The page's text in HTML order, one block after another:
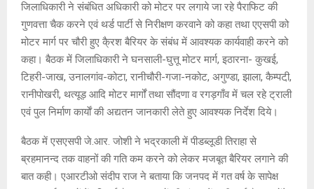
जिलाधिकारी ने संबंधित अधिकारी को मोटर पर लगाये जा रहे पैराफिट की
गुणवत्ता चैक करने एवं थर्ड पार्टी से निरीक्षण करवाने को कहा तथा एएसपी को
मोटर मार्ग पर चौरी हुए कै्रश बैरियर के संबंध में आवश्यक कार्यवाही करने को
कहा। बैठक में जिलाधिकारी ने घनसाली-घुत्तू मोटर मार्ग, इठारना- कुखई,
टिहरी-जाख, उनालगांव-कोटा, रानीचौरी-गजा-नकोट, अगुण्डा, झाला, कैम्पटी़,
रानीपोखरी, थत्यूड़ आदि मोटर मार्गों तथा सौंदणा व रगड़गाँव में चल रहे ट्राली
एवं पुल निर्माण कार्याें की अद्यतन जानकारी लेते हुए आवश्यक निर्देश दिये।
बैठक में एसएसपी जे.आर. जोशी ने भद्रकाली में पीडब्लूडी तिराहा से
ब्रहमानन्द तक वाहनों की गति कम करने को लेकर मजबूत बैरियर लगाने की
बात कही। एआरटीओ संदीप राज ने बताया कि जनपद में गत वर्ष के सापेक्ष